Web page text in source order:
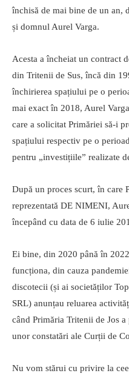
închisă de mai bine de un an,
și domnul Aurel Varga.
Acesta a încheiat un contract
din Tritenii de Sus, încă din
închirierea spațiului pe o
mai exact în 2018, Aurel
care a solicitat Primăriei să-i
spațiului respectiv pe o
pentru „investițiile” realizate
După un proces scurt, în care
reprezentată DE NIMENI,
începând cu data de 6 iulie
Ei bine, din 2020 până în
funcționa, din cauza
discotecii (și ai societăților
SRL) anunțau reluarea
când Primăria Tritenii de Jos
unor constatări ale Curții de
Nu vom stărui cu privire la